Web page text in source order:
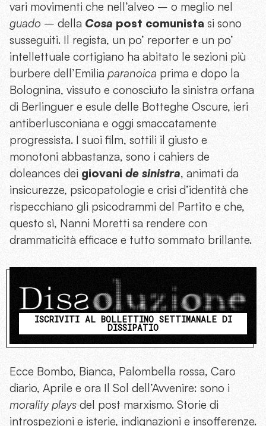
vari movimenti che nell’alveo – o meglio nel
guado – della Cosa post comunista si sono
susseguiti. Il regista, un po’ reporter e un po’
intellettuale cortigiano ha abitato le sezioni più
burbere dell’Emilia paranoica prima e dopo la
Bolognina, vissuto e conosciuto la sinistra orfana
di Berlinguer e esule delle Botteghe Oscure, ieri
antiberlusconiana e oggi smaccatamente
progressista. I suoi film, sottili il giusto e
monotoni abbastanza, sono i cahiers de
doleances dei giovani de sinistra, animati da
insicurezze, psicopatologie e crisi d’identità che
rispecchiano gli psicodrammi del Partito e che,
questo sì, Nanni Moretti sa rendere con
drammaticità efficace e tutto sommato brillante.
ISCRIVITI AL BOLLETTINO SETTIMANALE DI
DISSIPATIO
Ecce Bombo, Bianca, Palombella rossa, Caro
diario, Aprile e ora Il Sol dell’Avvenire: sono i
morality plays del post marxismo. Storie di
introspezioni e isterie, indignazioni e insofferenze.